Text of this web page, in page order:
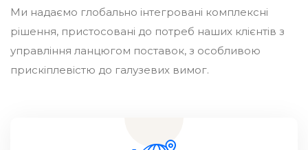
Ми надаємо глобально інтегровані комплексні
рішення, пристосовані до потреб наших клієнтів з
управління ланцюгом поставок, з особливою
прискіплевістю до галузевих вимог.